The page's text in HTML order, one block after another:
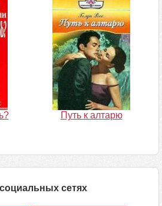
Путь к алтарю
сетях